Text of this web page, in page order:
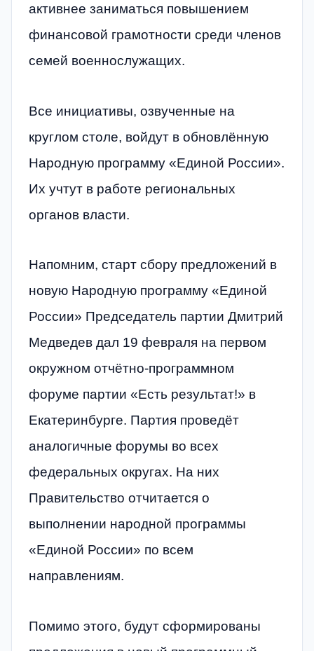
активнее заниматься повышением
финансовой грамотности среди членов
семей военнослужащих.
Все инициативы, озвученные на
круглом столе, войдут в обновлённую
Народную программу «Единой России».
Их учтут в работе региональных
органов власти.
Напомним, старт сбору предложений в
новую Народную программу «Единой
России» Председатель партии Дмитрий
Медведев дал 19 февраля на первом
окружном отчётно-программном
форуме партии «Есть результат!» в
Екатеринбурге. Партия проведёт
аналогичные форумы во всех
федеральных округах. На них
Правительство отчитается о
выполнении народной программы
«Единой России» по всем
направлениям.
Помимо этого, будут сформированы